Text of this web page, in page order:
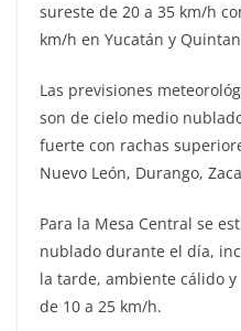
sureste de 20 a 35 km/h
km/h en Yucatán y
Las previsiones
son de cielo medio
fuerte con rachas
Nuevo León, Durango,
Para la Mesa Central se
nublado durante el día,
la tarde, ambiente cálido
de 10 a 25 km/h.